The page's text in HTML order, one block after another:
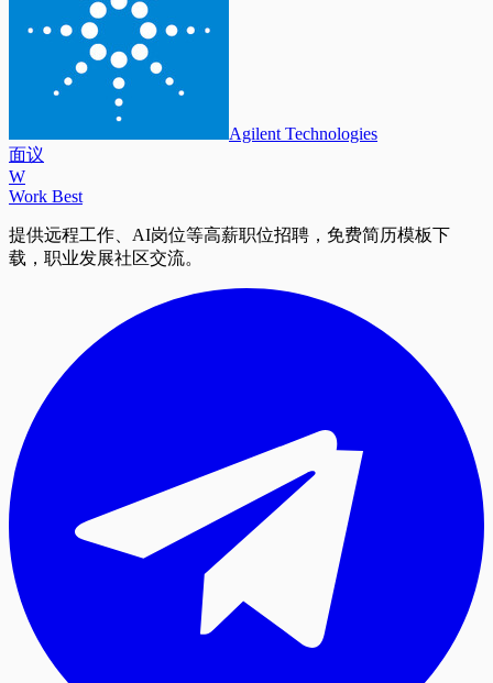
Agilent Technologies
面议
W
Work Best
提供远程工作、AI岗位等高薪职位招聘，免费简历模板下
载，职业发展社区交流。